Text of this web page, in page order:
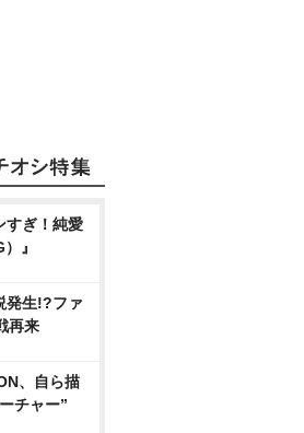
すぎ！純愛
』
発生!?ファ
再来
、自ら描
チャー”